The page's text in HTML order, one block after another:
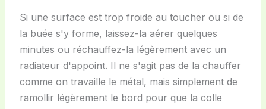
Si une surface est trop froide au toucher ou si de
la buée s'y forme, laissez-la aérer quelques
minutes ou réchauffez-la légèrement avec un
radiateur d'appoint. Il ne s'agit pas de la chauffer
comme on travaille le métal, mais simplement de
ramollir légèrement le bord pour que la colle